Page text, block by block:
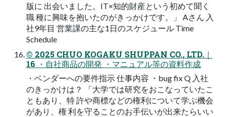
版に 出会いました。IT×知的財産という初めて聞く
職 種に興味を抱いたのがきっかけです。」 Aさん 入
社9年目 営業課の主な1日のスケジュール Time
Schedule
© 2025 CHUO KOGAKU SHUPPAN CO., LTD.｜
16 ・自社商品の開発 ・マニュアル等の資料作成
・ベンダーへの要件指示 仕事内容 ・bug fix Q 入社
のきっかけは？ 「大学では研究をおこなっていたこ
ともあり、特 許や商標などの権利について学ぶ機会
があり、権 利を守ることのお手伝いが出来たらいい